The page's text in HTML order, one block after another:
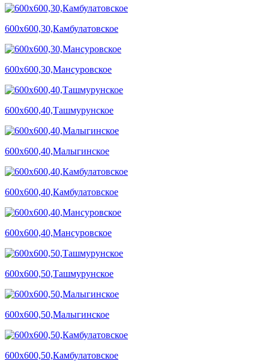
600х600,30,Камбулатовское
600х600,30,Мансуровское
600х600,40,Ташмурунское
600х600,40,Малыгинское
600х600,40,Камбулатовское
600х600,40,Мансуровское
600х600,50,Ташмурунское
600х600,50,Малыгинское
600х600,50,Камбулатовское